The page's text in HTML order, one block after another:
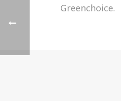
Greenchoice.